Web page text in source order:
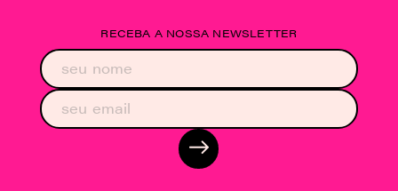
RECEBA A NOSSA NEWSLETTER